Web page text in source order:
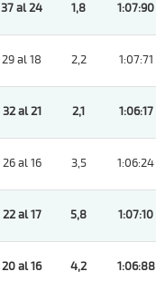
37 al 24 1,8 1:07:90
29 al 18 2,2 1:07:71
32 al 21 2,1 1:06:17
26 al 16 3,5 1:06:24
22 al 17 5,8 1:07:10
20 al 16 4,2 1:06:88